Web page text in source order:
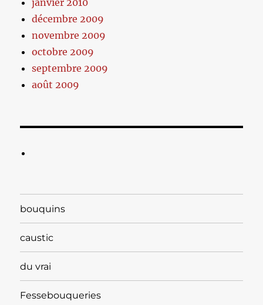
janvier 2010
décembre 2009
novembre 2009
octobre 2009
septembre 2009
août 2009
bouquins
caustic
du vrai
Fessebouqueries